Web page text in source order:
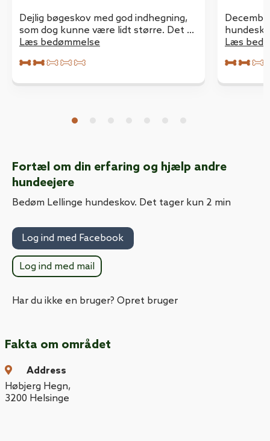
Dejlig bøgeskov med god indhegning,
som dog kunne være lidt større. Det gir
ikke meget gåtur til de tobenede :-)
vi kaffe med og sidder ved bordet i
Læs bedømmelse
December 2013
hunde
rundt
Læs
Fortæl om din erfaring og hjælp andre
hundeejere
Bedøm Lellinge hundeskov. Det tager kun 2 min
Log ind med Facebook
Log ind med mail
Har du ikke en bruger? Opret bruger
Fakta om området
Address
Høbjerg Hegn,
3200 Helsinge